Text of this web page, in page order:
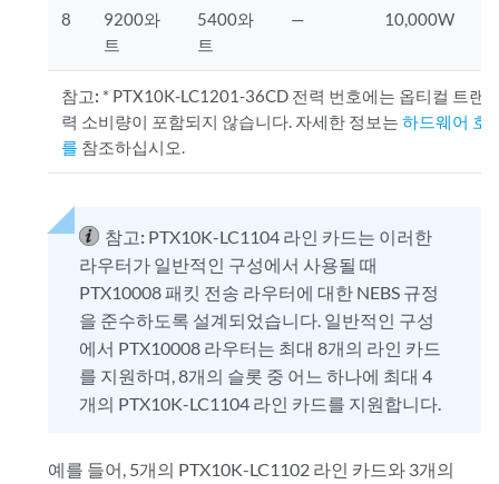
8
9200와
트
5400와
트
— 10,000W
참고: * PTX10K-LC1201-36CD 전력 번호에는 옵티컬 트랜
력 소비량이 포함되지 않습니다. 자세한 정보는 하드웨어 호
를 참조하십시오.
참고: PTX10K-LC1104 라인 카드는 이러한
라우터가 일반적인 구성에서 사용될 때
PTX10008 패킷 전송 라우터에 대한 NEBS 규정
을 준수하도록 설계되었습니다. 일반적인 구성
에서 PTX10008 라우터는 최대 8개의 라인 카드
를 지원하며, 8개의 슬롯 중 어느 하나에 최대 4
개의 PTX10K-LC1104 라인 카드를 지원합니다.
예를 들어, 5개의 PTX10K-LC1102 라인 카드와 3개의